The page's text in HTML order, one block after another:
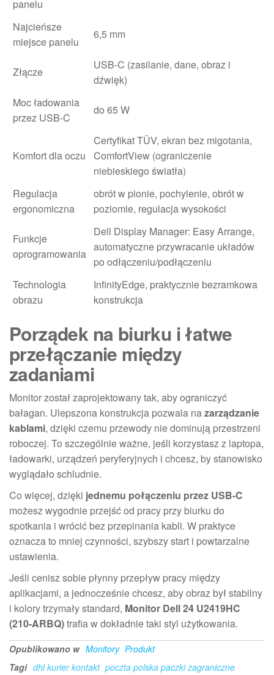
panelu
Najcieńsze
miejsce panelu
6,5 mm
Złącze
USB-C (zasilanie, dane, obraz i
dźwięk)
Moc ładowania
przez USB-C
do 65 W
Komfort dla oczu
Certyfikat TÜV, ekran bez migotania,
ComfortView (ograniczenie
niebieskiego światła)
Regulacja
ergonomiczna
obrót w pionie, pochylenie, obrót w
poziomie, regulacja wysokości
Funkcje
oprogramowania
Dell Display Manager: Easy Arrange,
automatyczne przywracanie układów
po odłączeniu/podłączeniu
Technologia
obrazu
InfinityEdge, praktycznie bezramkowa
konstrukcja
Porządek na biurku i łatwe
przełączanie między
zadaniami
Monitor został zaprojektowany tak, aby ograniczyć
bałagan. Ulepszona konstrukcja pozwala nazarządzanie
kablami, dzięki czemu przewody nie dominują przestrzeni
roboczej. To szczególnie ważne, jeśli korzystasz z laptopa,
ładowarki, urządzeń peryferyjnych i chcesz, by stanowisko
wyglądało schludnie.
Co więcej, dzięki jednemu połączeniu przez USB-C
możesz wygodnie przejść od pracy przy biurku do
spotkania i wrócić bez przepinania kabli. W praktyce
oznacza to mniej czynności, szybszy start i powtarzalne
ustawienia.
Jeśli cenisz sobie płynny przepływ pracy między
aplikacjami, a jednocześnie chcesz, aby obraz był stabilny
i kolory trzymały standard, Monitor Dell 24 U2419HC
(210-ARBQ)trafia w dokładnie taki styl użytkowania.
Opublikowano w Monitory Produkt
Tagi dhl kurier kontakt poczta polska paczki zagraniczne